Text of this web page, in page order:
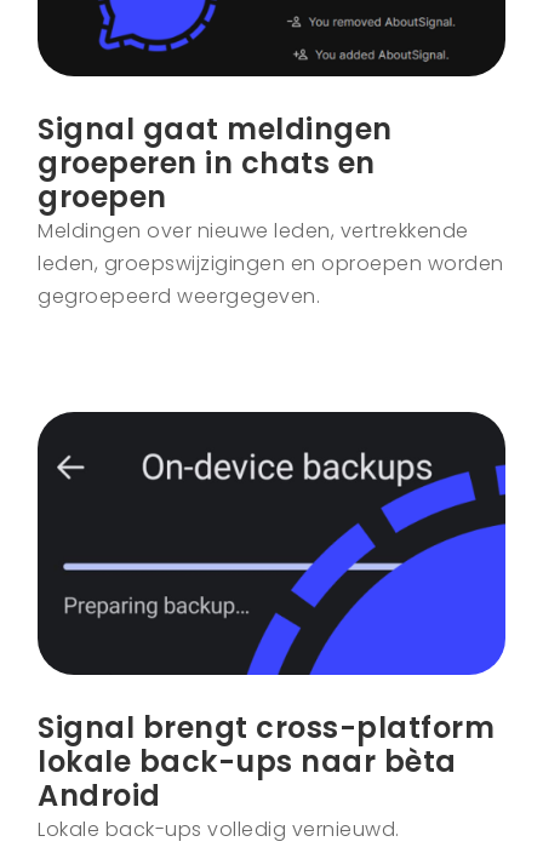
Signal gaat meldingen
groeperen in chats en
groepen
Meldingen over nieuwe leden, vertrekkende
leden, groepswijzigingen en oproepen worden
gegroepeerd weergegeven.
Signal brengt cross-platform
lokale back-ups naar bèta
Android
Lokale back-ups volledig vernieuwd.